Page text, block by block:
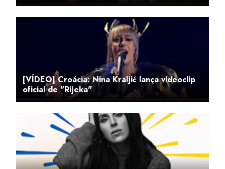
[VÍDEO] Croácia: Nina Kraljić lança videoclip
oficial de "Rijeka"